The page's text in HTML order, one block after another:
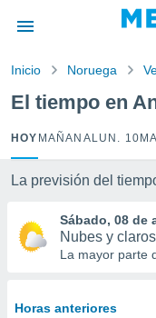
por
para
que se
calidad.
a este
y
digital
Inicio Noruega
El tiempo en
HOY MAÑANA LUN. 10
La previsión del
Sábado, 08 de
Nubes y claros
La mayor parte
Horas anteriores